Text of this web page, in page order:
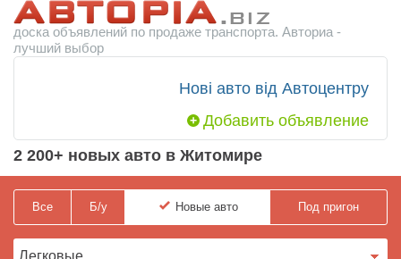
доска объявлений по продаже транспорта. Авториа -
лучший выбор
Нові авто від Автоцентру
Добавить объявление
2 200+ новых авто в Житомире
Все Б/у Новые авто Под пригон